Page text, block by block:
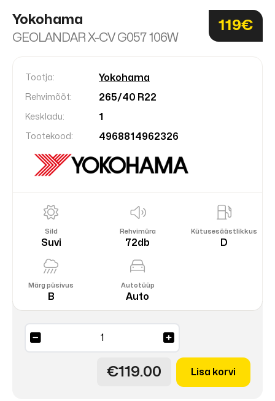
Yokohama
GEOLANDAR X-CV G057 106W
119€
Tootja: Yokohama
Rehvimõõt: 265/40 R22
Keskladu: 1
Tootekood: 4968814962326
Sild
Suvi
Rehvimüra
72db
Kütusesäästlikkus
D
Märg püsivus
B
Autotüüp
Auto
GEOLANDAR
X-
€119.00 Lisa korvi